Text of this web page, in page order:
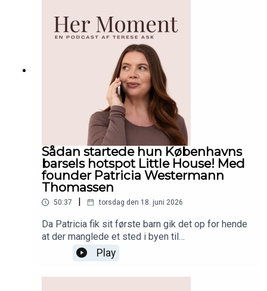
endelig episoden med en du tror trænger til at
høre netop dette. <3
Sådan startede hun Københavns
barsels hotspot Little House! Med
founder Patricia Westermann
Thomassen
50:37 torsdag den 18. juni 2026
Da Patricia fik sit første barn gik det op for hende
at der manglede et sted i byen til
småbørnsfamilier, med fokus på leg, nærvær,
efterfødselstræning og ikke mindst ordentlig,
nærende mad til både voksne og børn. Et trygt
Play